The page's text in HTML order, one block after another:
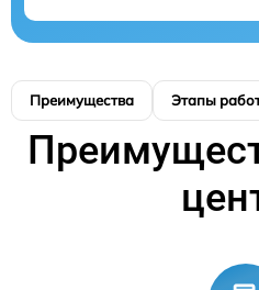
Преимущества Этапы